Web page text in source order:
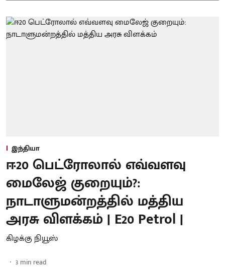
இந்தியா
ஈ20 பெட்ரோலால் எவ்வளவு
மைலேஜ் குறையும்?:
நாடாளுமன்றத்தில் மத்திய
அரசு விளக்கம் | E20 Petrol |
கிழக்கு நியூஸ்
3 min read